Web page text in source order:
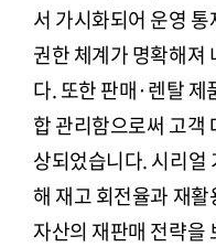
서 가시화되어 운영
권한 체계가 명확해져
다. 또한 판매·렌탈
합 관리함으로써 고객
상되었습니다. 시리얼
해 재고 회전율과 재
자산의 재판매 전략을